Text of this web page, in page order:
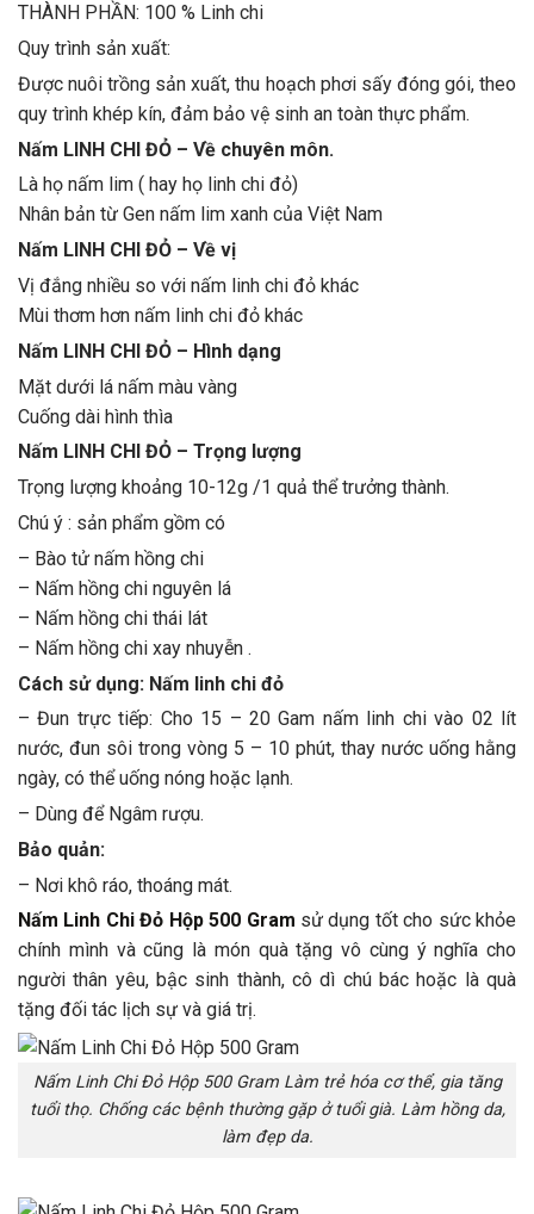
THÀNH PHẦN: 100 % Linh chi
Quy trình sản xuất:
Được nuôi trồng sản xuất, thu hoạch phơi sấy đóng gói, theo
quy trình khép kín, đảm bảo vệ sinh an toàn thực phẩm.
Nấm LINH CHI ĐỎ – Về chuyên môn.
Là họ nấm lim ( hay họ linh chi đỏ)
Nhân bản từ Gen nấm lim xanh của Việt Nam
Nấm LINH CHI ĐỎ – Về vị
Vị đắng nhiều so với nấm linh chi đỏ khác
Mùi thơm hơn nấm linh chi đỏ khác
Nấm LINH CHI ĐỎ – Hình dạng
Mặt dưới lá nấm màu vàng
Cuống dài hình thìa
Nấm LINH CHI ĐỎ – Trọng lượng
Trọng lượng khoảng 10-12g /1 quả thể trưởng thành.
Chú ý : sản phẩm gồm có
– Bào tử nấm hồng chi
– Nấm hồng chi nguyên lá
– Nấm hồng chi thái lát
– Nấm hồng chi xay nhuyễn .
Cách sử dụng: Nấm linh chi đỏ
– Đun trực tiếp: Cho 15 – 20 Gam nấm linh chi vào 02 lít
nước, đun sôi trong vòng 5 – 10 phút, thay nước uống hằng
ngày, có thể uống nóng hoặc lạnh.
– Dùng để Ngâm rượu.
Bảo quản:
– Nơi khô ráo, thoáng mát.
Nấm Linh Chi Đỏ Hộp 500 Gram sử dụng tốt cho sức khỏe
chính mình và cũng là món quà tặng vô cùng ý nghĩa cho
người thân yêu, bậc sinh thành, cô dì chú bác hoặc là quà
tặng đối tác lịch sự và giá trị.
Nấm Linh Chi Đỏ Hộp 500 Gram Làm trẻ hóa cơ thể, gia tăng
tuổi thọ. Chống các bệnh thường gặp ở tuổi già. Làm hồng da,
làm đẹp da.